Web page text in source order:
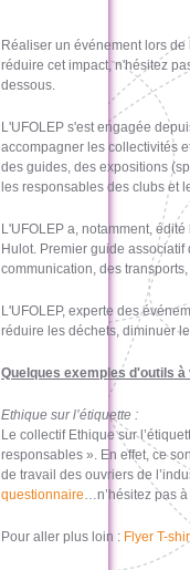
Réaliser un événement lors
réduire cet impact, n'hésitez
dessous.
L'UFOLEP s'est engagée
accompagner les collectivités
des guides, des expositions
les responsables des clubs et
L'UFOLEP a, notamment,
Hulot. Premier guide
communication, des
L'UFOLEP, experte des
réduire les déchets, diminuer
Quelques exemples d'outils
Ethique sur l’étiquette :
Le collectif Ethique sur
responsables ». En effet, ce
de travail des ouvriers de
questionnaire…n’hésitez pas
Pour aller plus loin : Flyer T-